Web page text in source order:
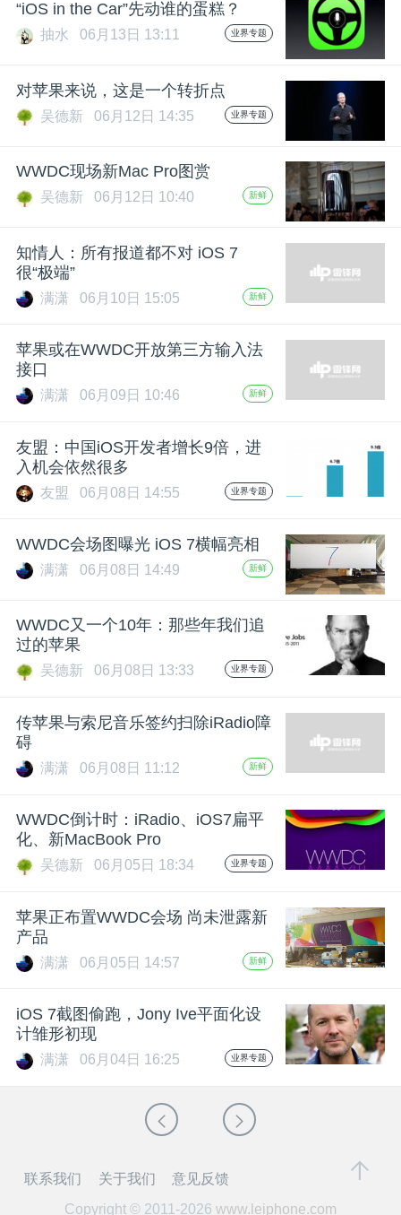
题
爱
机
“iOS in the Car”先动谁的蛋糕？
抽水 06月13日 13:11 业界专题
对苹果来说，这是一个转折点
吴德新 06月12日 14:35 业界专题
WWDC现场新Mac Pro图赏
吴德新 06月12日 10:40 新鲜
知情人：所有报道都不对 iOS 7
很“极端”
满潇 06月10日 15:05 新鲜
苹果或在WWDC开放第三方输入法
接口
满潇 06月09日 10:46 新鲜
友盟：中国iOS开发者增长9倍，进
入机会依然很多
友盟 06月08日 14:55 业界专题
WWDC会场图曝光 iOS 7横幅亮相
满潇 06月08日 14:49 新鲜
WWDC又一个10年：那些年我们追
过的苹果
吴德新 06月08日 13:33 业界专题
传苹果与索尼音乐签约扫除iRadio障
碍
满潇 06月08日 11:12 新鲜
WWDC倒计时：iRadio、iOS7扁平
化、新MacBook Pro
吴德新 06月05日 18:34 业界专题
苹果正布置WWDC会场 尚未泄露新
产品
满潇 06月05日 14:57 新鲜
iOS 7截图偷跑，Jony Ive平面化设
计雏形初现
满潇 06月04日 16:25 业界专题
联系我们 关于我们
意见反馈
Copyright © 2011-2026 www.leiphone.com